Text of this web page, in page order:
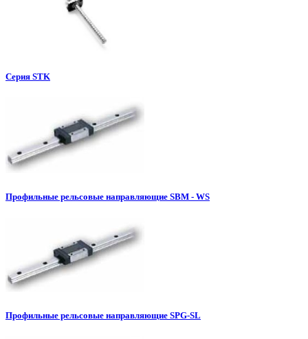
Серия STK
Профильные рельсовые направляющие SBM - WS
Профильные рельсовые направляющие SPG-SL